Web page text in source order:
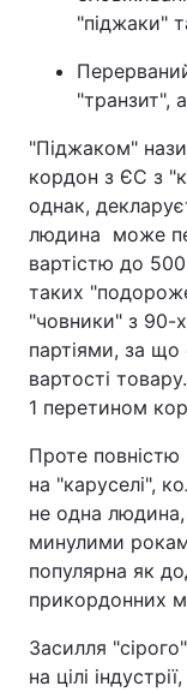
"піджаки"
"транзит",
"Піджаком"
кордон з ЄС з
однак,
людина може
вартістю до
таких
"човники" з 90-
партіями, за що
вартості
1 перетином
Проте
на "каруселі",
не одна людина,
минулими
популярна як
прикордонних
Засилля
на цілі